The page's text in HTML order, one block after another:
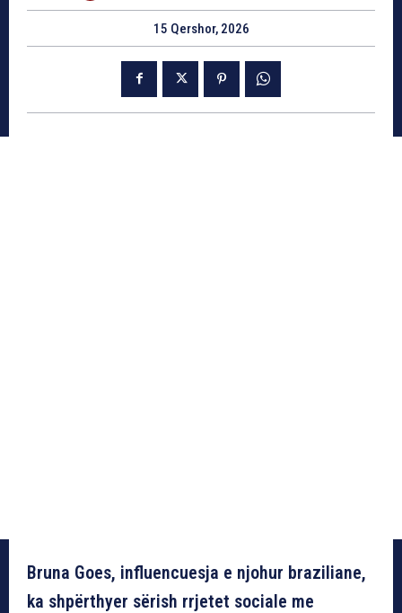
15 Qershor, 2026
Bruna Goes, influencuesja e njohur braziliane,
ka shpërthyer sërish rrjetet sociale me